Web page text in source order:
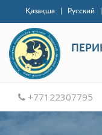
Қазақша | Русский
+77122307795